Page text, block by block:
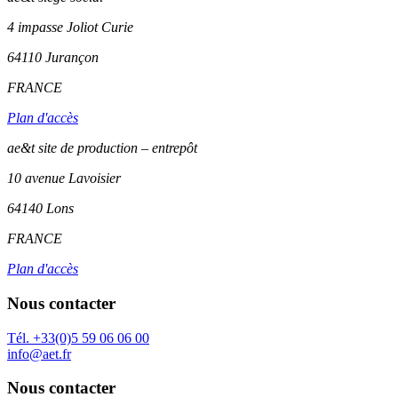
4 impasse Joliot Curie
64110 Jurançon
FRANCE
Plan d'accès
ae&t site de production – entrepôt
10 avenue Lavoisier
64140 Lons
FRANCE
Plan d'accès
Nous contacter
Tél. +33(0)5 59 06 06 00
info@aet.fr
Nous contacter